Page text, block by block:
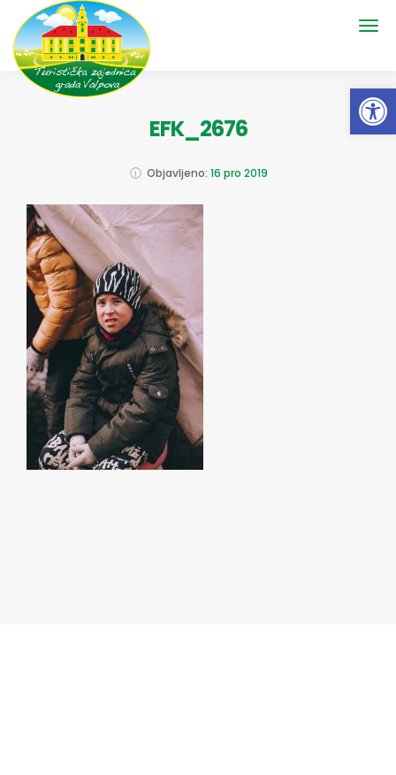
EFK_2676
Objavljeno: 16 pro 2019